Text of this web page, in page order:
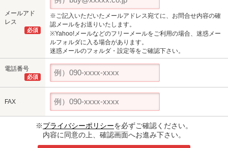
メールアド
レス
必須
※ご記入いただいたメールアドレス宛てに、お問合せ内容の確
認メールをお送りいたします。
※Yahoo!メールなどのフリーメールをご利用の場合、迷惑メー
ルフォルダに入る場合があります。
迷惑メールのフォルダ・設定等をご確認下さい。
電話番号
必須
FAX
※プライバシーポリシーを必ずご確認ください。
内容に同意の上、確認画面へお進み下さい。